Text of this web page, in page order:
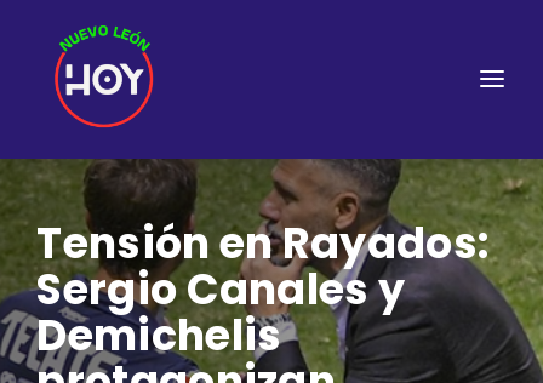
Tensión en Rayados:
Sergio Canales y
Demichelis